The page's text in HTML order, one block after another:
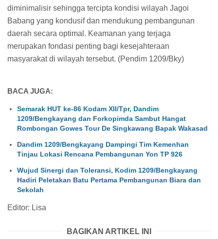
diminimalisir sehingga tercipta kondisi wilayah Jagoi
Babang yang kondusif dan mendukung pembangunan
daerah secara optimal. Keamanan yang terjaga
merupakan fondasi penting bagi kesejahteraan
masyarakat di wilayah tersebut. (Pendim 1209/Bky)
BACA JUGA:
Semarak HUT ke-86 Kodam XII/Tpr, Dandim
1209/Bengkayang dan Forkopimda Sambut Hangat
Rombongan Gowes Tour De Singkawang Bapak Wakasad
Dandim 1209/Bengkayang Dampingi Tim Kemenhan
Tinjau Lokasi Rencana Pembangunan Yon TP 926
Wujud Sinergi dan Toleransi, Kodim 1209/Bengkayang
Hadiri Peletakan Batu Pertama Pembangunan Biara dan
Sekolah
Editor: Lisa
BAGIKAN ARTIKEL INI